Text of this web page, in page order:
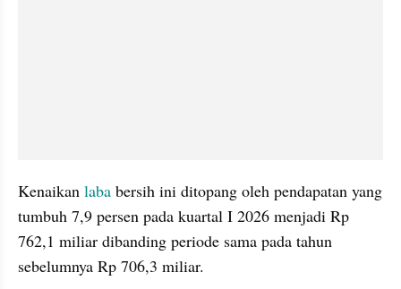
Kenaikan laba bersih ini ditopang oleh pendapatan yang
tumbuh 7,9 persen pada kuartal I 2026 menjadi Rp
762,1 miliar dibanding periode sama pada tahun
sebelumnya Rp 706,3 miliar.